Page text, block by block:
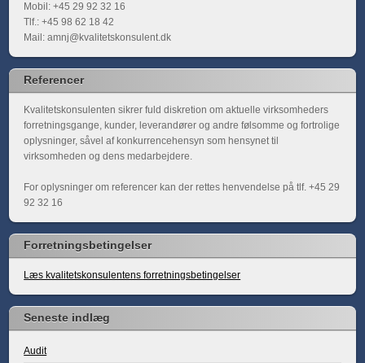
Mobil: +45 29 92 32 16
Tlf.: +45 98 62 18 42
Mail: amnj@kvalitetskonsulent.dk
Referencer
Kvalitetskonsulenten sikrer fuld diskretion om aktuelle virksomheders
forretningsgange, kunder, leverandører og andre følsomme og fortrolige
oplysninger, såvel af konkurrencehensyn som hensynet til
virksomheden og dens medarbejdere.
For oplysninger om referencer kan der rettes henvendelse på tlf. +45 29
92 32 16
Forretningsbetingelser
Læs kvalitetskonsulentens forretningsbetingelser
Seneste indlæg
Audit